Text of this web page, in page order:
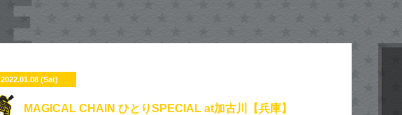
2022.01.08 (Sat)
​MAGICAL CHAIN ひとりSPECIAL at加古川【兵庫】